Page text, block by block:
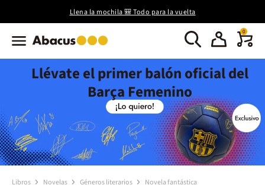
Llena la mochila 🎒 Todo para la vuelta
0
Llévate el primer balón oficial del
Barça Femenino
Libros Novelas Géneros literarios Novela fantástica